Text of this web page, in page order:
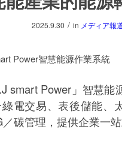
2025.9.30 / in メディア報
smart Power」智慧能
電交易、表後儲能、
／碳管理，提供企業一